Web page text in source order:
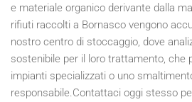
e materiale organico derivante dalla
rifiuti raccolti a Bornasco vengono
nostro centro di stoccaggio, dove
sostenibile per il loro trattamento, che
impianti specializzati o uno
responsabile.Contattaci oggi stesso